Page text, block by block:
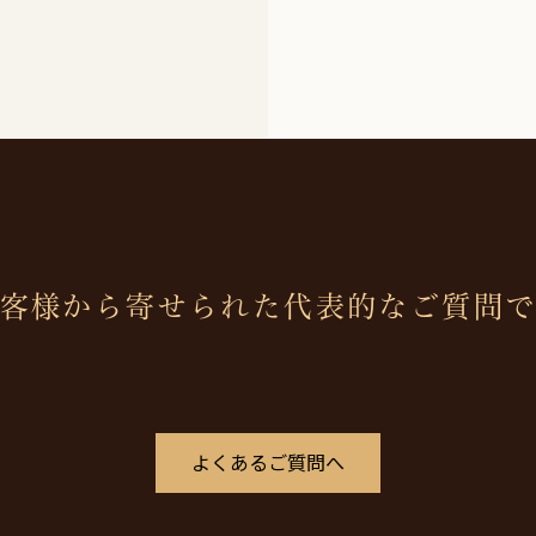
様から寄せられた代表的なご質問
よくあるご質問へ